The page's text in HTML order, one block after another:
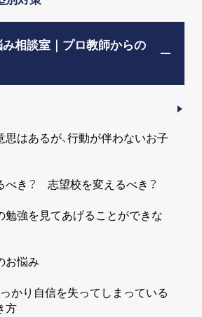
相談室｜プロ教師からの
はあるが、行動が伴わないお子
べき？ 志望校を変えるべき？
勉強を見てあげることができな
お悩み
かり自信を失ってしまっている
方